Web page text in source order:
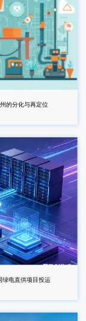
的分化与再定位
绿电直供项目投运